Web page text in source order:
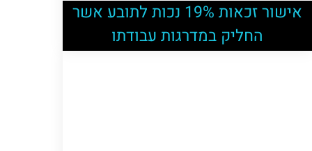
אישור זכאות 19% נכות לתובע אשר
החליק במדרגות עבודתו